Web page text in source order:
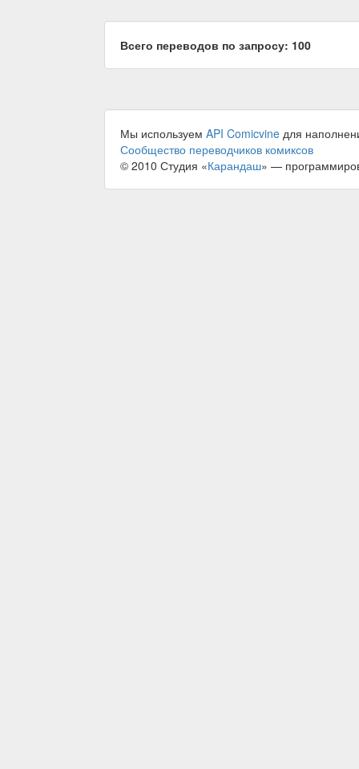
Всего переводов по запросу: 100
Мы используем API Comicvine для
Сообщество переводчиков комиксов
© 2010 Студия «Карандаш» —